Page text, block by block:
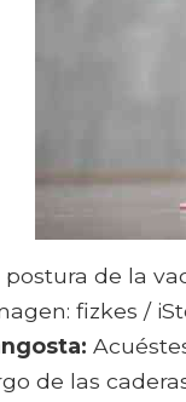
postura de la
fizkes /
de las